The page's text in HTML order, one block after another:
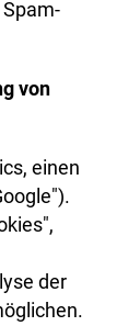
von
einen
der